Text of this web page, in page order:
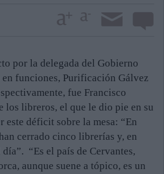
por la delegada del Gobierno
funciones, Purificación Gálvez
fue Francisco
los libreros, el que le dio pie en su
este déficit sobre la mesa: “En
cerrado cinco librerías y, en
“Es el país de Cervantes,
aunque suene a tópico, es un